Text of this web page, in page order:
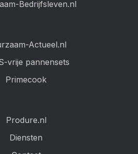
Bedrijfsleven.nl
Actueel.nl
vrije pannensets
Primecook
Produre.nl
Diensten